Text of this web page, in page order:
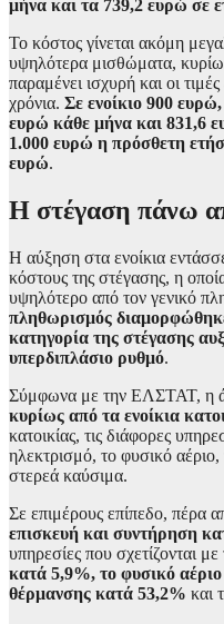
μήνα και τα 739,2 ευρώ σε
Το κόστος γίνεται ακόμη
υψηλότερα μισθώματα,
παραμένει ισχυρή και οι
χρόνια. Σε ενοίκιο 900
ευρώ κάθε μήνα και 831,6
1.000 ευρώ η πρόσθετη
ευρώ.
Η στέγαση πάνω
Η αύξηση στα ενοίκια
κόστους της στέγασης, η
υψηλότερο από τον γενικό
πληθωρισμός
κατηγορία της στέγασης
υπερδιπλάσιο ρυθμό.
Σύμφωνα με την ΕΛΣΤΑΤ, η
κυρίως από τα ενοίκια
κατοικίας, τις διάφορες
ηλεκτρισμό, το φυσικό
στερεά καύσιμα.
Σε επιμέρους επίπεδο, πέρα
επισκευή και συντήρηση
υπηρεσίες που σχετίζονται
κατά 5,9%, το φυσικό
θέρμανσης κατά 53,2% και